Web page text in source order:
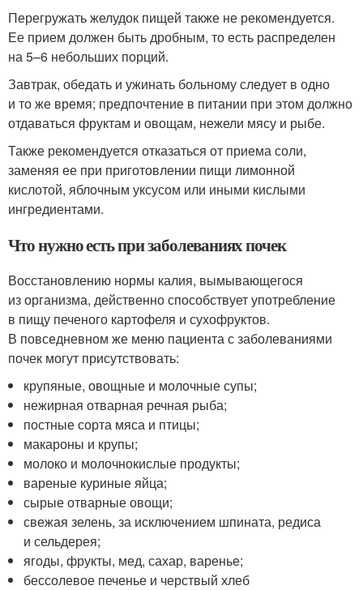
Перегружать желудок пищей также не рекомендуется.
Ее прием должен быть дробным, то есть распределен
на 5–6 небольших порций.
Завтрак, обедать и ужинать больному следует в одно
и то же время; предпочтение в питании при этом должно
отдаваться фруктам и овощам, нежели мясу и рыбе.
Также рекомендуется отказаться от приема соли,
заменяя ее при приготовлении пищи лимонной
кислотой, яблочным уксусом или иными кислыми
ингредиентами.
Что нужно есть при заболеваниях почек
Восстановлению нормы калия, вымывающегося
из организма, действенно способствует употребление
в пищу печеного картофеля и сухофруктов.
В повседневном же меню пациента с заболеваниями
почек могут присутствовать:
крупяные, овощные и молочные супы;
нежирная отварная речная рыба;
постные сорта мяса и птицы;
макароны и крупы;
молоко и молочнокислые продукты;
вареные куриные яйца;
сырые отварные овощи;
свежая зелень, за исключением шпината, редиса
и сельдерея;
ягоды, фрукты, мед, сахар, варенье;
бессолевое печенье и черствый хлеб